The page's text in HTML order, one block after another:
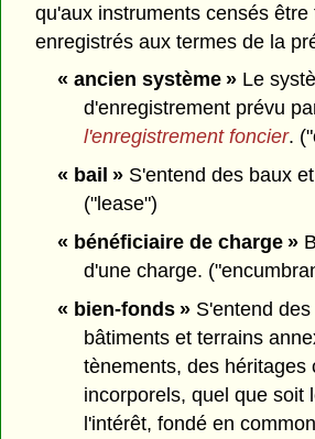
qu'aux instruments censés être
enregistrés aux termes de la
« ancien système »Le
d'enregistrement prévu
l'enregistrement foncier.
« bail »S'entend des baux
("lease")
« bénéficiaire de charge »
d'une charge.
« bien-fonds »S'entend des
bâtiments et terrains
tènements, des héritages
incorporels, quel que soit
l'intérêt, fondé en